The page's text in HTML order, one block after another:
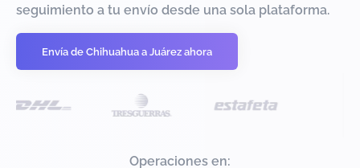
seguimiento a tu envío desde una sola plataforma.
Envía de Chihuahua a Juárez ahora
Operaciones en: